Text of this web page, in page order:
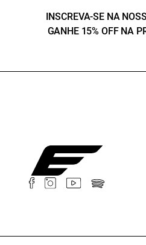
INSCREVA-SE NA
GANHE 15% OFF NA